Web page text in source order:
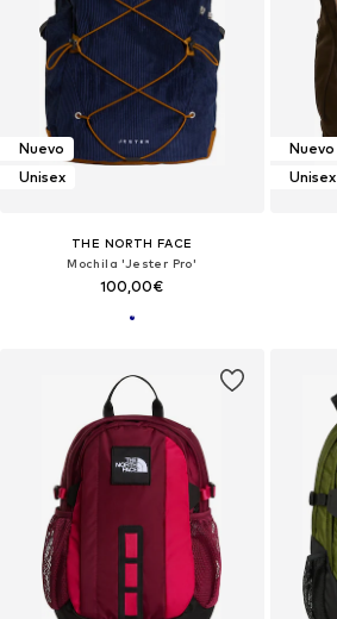
Nuevo
Unisex
THE NORTH FACE
Mochila 'Jester Pro'
100,00€
Nuevo
Unisex